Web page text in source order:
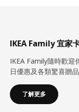
IKEA Family 宜家
IKEA Family隨時歡迎
日優惠及各類驚喜贈品
了解更多